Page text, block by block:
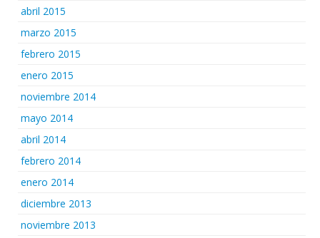
abril 2015
marzo 2015
febrero 2015
enero 2015
noviembre 2014
mayo 2014
abril 2014
febrero 2014
enero 2014
diciembre 2013
noviembre 2013